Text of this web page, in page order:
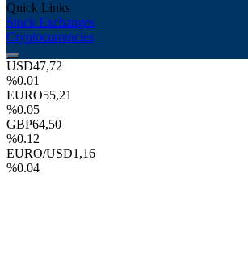
Quick Links
Stock Exchanges
Cryptocurrencies
USD47,72
%0.01
EURO55,21
%0.05
GBP64,50
%0.12
EURO/USD1,16
%0.04